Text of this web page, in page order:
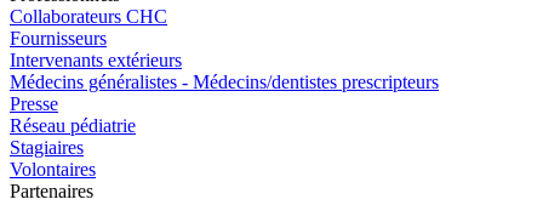
Collaborateurs CHC
Fournisseurs
Intervenants extérieurs
Médecins généralistes - Médecins/dentistes prescripteurs
Presse
Réseau pédiatrie
Stagiaires
Volontaires
Partenaires